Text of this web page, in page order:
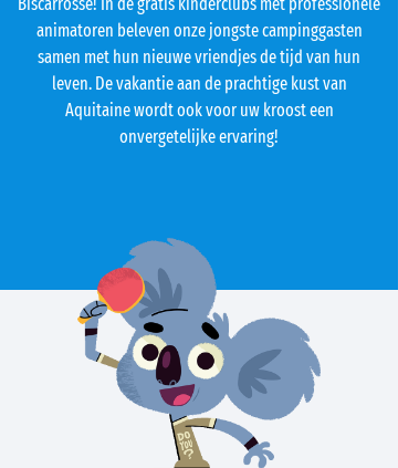
animatoren beleven onze jongste campinggasten
samen met hun nieuwe vriendjes de tijd van hun
leven. De vakantie aan de prachtige kust van
Aquitaine wordt ook voor uw kroost een
onvergetelijke ervaring!